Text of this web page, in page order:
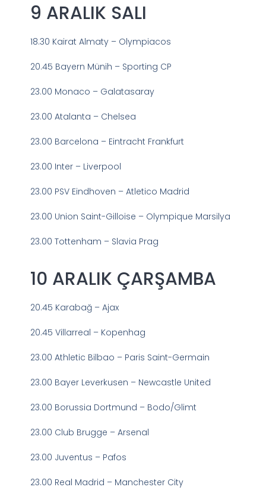
9 ARALIK SALI
18.30 Kairat Almaty – Olympiacos
20.45 Bayern Münih – Sporting CP
23.00 Monaco – Galatasaray
23.00 Atalanta – Chelsea
23.00 Barcelona – Eintracht Frankfurt
23.00 Inter – Liverpool
23.00 PSV Eindhoven – Atletico Madrid
23.00 Union Saint-Gilloise – Olympique Marsilya
23.00 Tottenham – Slavia Prag
10 ARALIK ÇARŞAMBA
20.45 Karabağ – Ajax
20.45 Villarreal – Kopenhag
23.00 Athletic Bilbao – Paris Saint-Germain
23.00 Bayer Leverkusen – Newcastle United
23.00 Borussia Dortmund – Bodo/Glimt
23.00 Club Brugge – Arsenal
23.00 Juventus – Pafos
23.00 Real Madrid – Manchester City